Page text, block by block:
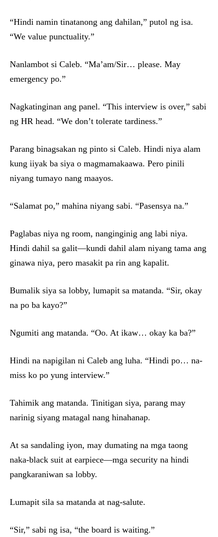
“Hindi namin tinatanong ang dahilan,” putol ng isa.
“We value punctuality.”
Nanlambot si Caleb. “Ma’am/Sir… please. May
emergency po.”
Nagkatinginan ang panel. “This interview is over,” sabi
ng HR head. “We don’t tolerate tardiness.”
Parang binagsakan ng pinto si Caleb. Hindi niya alam
kung iiyak ba siya o magmamakaawa. Pero pinili
niyang tumayo nang maayos.
“Salamat po,” mahina niyang sabi. “Pasensya na.”
Paglabas niya ng room, nanginginig ang labi niya.
Hindi dahil sa galit—kundi dahil alam niyang tama ang
ginawa niya, pero masakit pa rin ang kapalit.
Bumalik siya sa lobby, lumapit sa matanda. “Sir, okay
na po ba kayo?”
Ngumiti ang matanda. “Oo. At ikaw… okay ka ba?”
Hindi na napigilan ni Caleb ang luha. “Hindi po… na-
miss ko po yung interview.”
Tahimik ang matanda. Tinitigan siya, parang may
narinig siyang matagal nang hinahanap.
At sa sandaling iyon, may dumating na mga taong
naka-black suit at earpiece—mga security na hindi
pangkaraniwan sa lobby.
Lumapit sila sa matanda at nag-salute.
“Sir,” sabi ng isa, “the board is waiting.”